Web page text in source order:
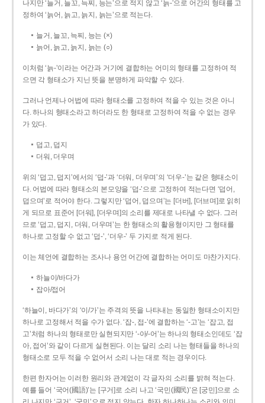
나지만 ‘늘거, 늘꼬, 늑찌, 능는’으로 적지 않고 ‘늙-’으로 어간의 형태를 고
정하여 ‘늙어, 늙고, 늙지, 늙는’으로 적는다.
늘거, 늘꼬, 늑찌, 능는 (×)
늙어, 늙고, 늙지, 늙는 (○)
이처럼 ‘늙-­’이라는 어간과 거기에 결합하는 어미의 형태를 고정하여 적
으면 각 형태소가 지닌 뜻을 분명하게 파악할 수 있다.
그러나 언제나 어법에 따라 형태소를 고정하여 적을 수 있는 것은 아니
다. 하나의 형태소라고 하더라도 한 형태로 고정하여 적을 수 없는 경우
가 있다.
덥고, 덥지
더워, 더우며
위의 ‘덥고, 덥지’에서의 ‘덥-­’과 ‘더워, 더우며’의 ‘더우-­’는 같은 형태소이
다. 어법에 따라 형태소의 본모양을 ‘덥-­’으로 고정하여 적는다면 ‘덥어,
덥으며’로 적어야 한다. 그렇지만 ‘덥어, 덥으며’는 [더버], [더브며]로 읽히
게 되므로 표준어 [더워], [더우며]의 소리를 제대로 나타낼 수 없다. 그러
므로 ‘덥고, 덥지, 더워, 더우며’는 한 형태소의 활용형이지만 그 형태를
하나로 고정할 수 없고 ‘덥-’, ‘더우-’ 두 가지로 적게 된다.
이는 체언에 결합하는 조사나 용언 어간에 결합하는 어미도 마찬가지다.
하늘이/바다가
잡아/접어
‘하늘이, 바다가’의 ‘이/가’는 주격의 뜻을 나타내는 동일한 형태소이지만
하나로 고정해서 적을 수가 없다. ‘잡-, 접-’에 결합하는 ‘-고’는 ‘잡고, 접
고’처럼 하나의 형태로만 실현되지만 ‘-아/-어’는 하나의 형태소인데도 ‘잡
아, 접어’와 같이 다르게 실현된다. 이는 달리 소리 나는 형태들을 하나의
형태소로 모두 적을 수 없어서 소리 나는 대로 적는 경우이다.
한편 한자어는 이러한 원리와 관계없이 각 글자의 소리를 밝혀 적는다.
예를 들어 ‘국어(國語)’는 [구거]로 소리 나고 ‘국민(國民)’은 [궁민]으로 소